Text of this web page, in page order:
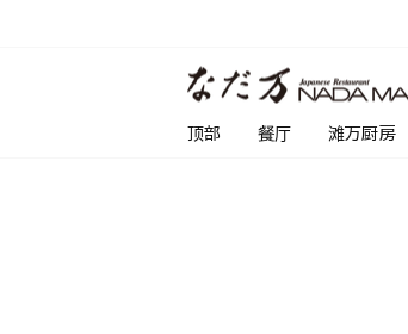
顶部 餐厅 滩万厨房